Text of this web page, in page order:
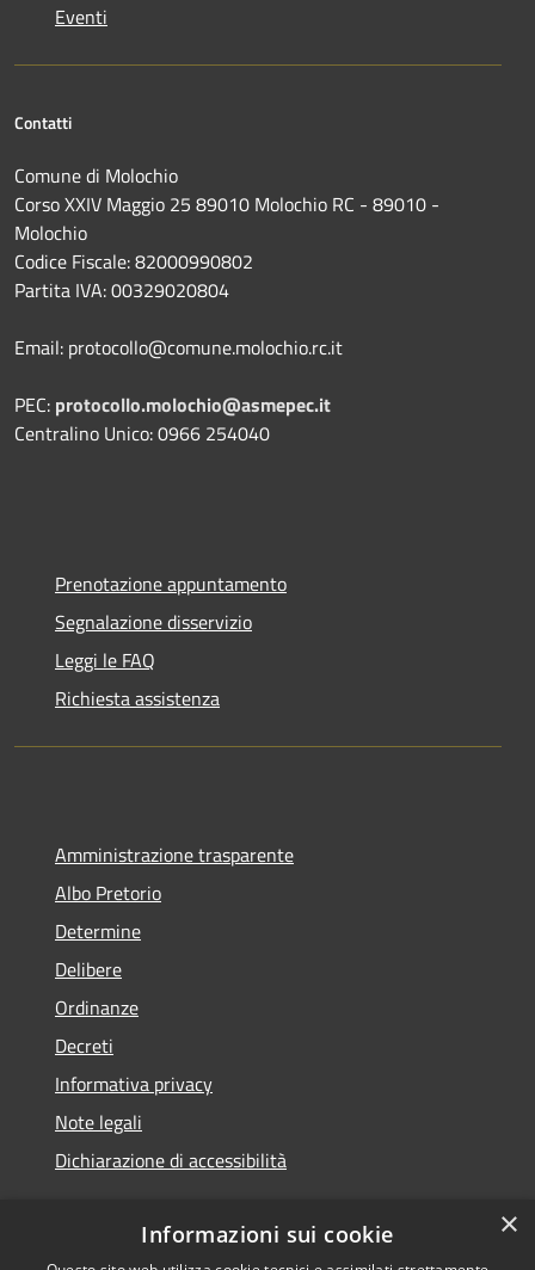
Eventi
Contatti
Comune di Molochio
Corso XXIV Maggio 25 89010 Molochio RC - 89010 -
Molochio
Codice Fiscale: 82000990802
Partita IVA: 00329020804
Email: protocollo@comune.molochio.rc.it
PEC: protocollo.molochio@asmepec.it
Centralino Unico: 0966 254040
Prenotazione appuntamento
Segnalazione disservizio
Leggi le FAQ
Richiesta assistenza
Amministrazione trasparente
Albo Pretorio
Determine
Delibere
Ordinanze
Decreti
Informativa privacy
Note legali
Dichiarazione di accessibilità
×
Informazioni sui cookie